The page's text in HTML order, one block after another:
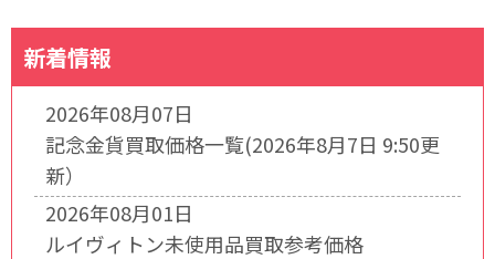
新着情報
2026年08月07日
記念金貨買取価格一覧(2026年8月7日 9:50更
新）
2026年08月01日
ルイヴィトン未使用品買取参考価格